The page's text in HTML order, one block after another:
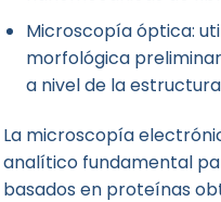
Microscopía óptica:
morfológica
a nivel de la
La microscopía
analítico fundamental
basados en proteínas